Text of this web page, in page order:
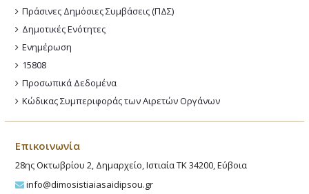
Πράσινες Δημόσιες Συμβάσεις (ΠΔΣ)
Δημοτικές Ενότητες
Ενημέρωση
15808
Προσωπικά Δεδομένα
Κώδικας Συμπεριφοράς των Αιρετών Οργάνων
Επικοινωνία
28ης Οκτωβρίου 2, Δημαρχείο, Ιστιαία ΤΚ 34200, Εύβοια
info@dimosistiaiasaidipsou.gr